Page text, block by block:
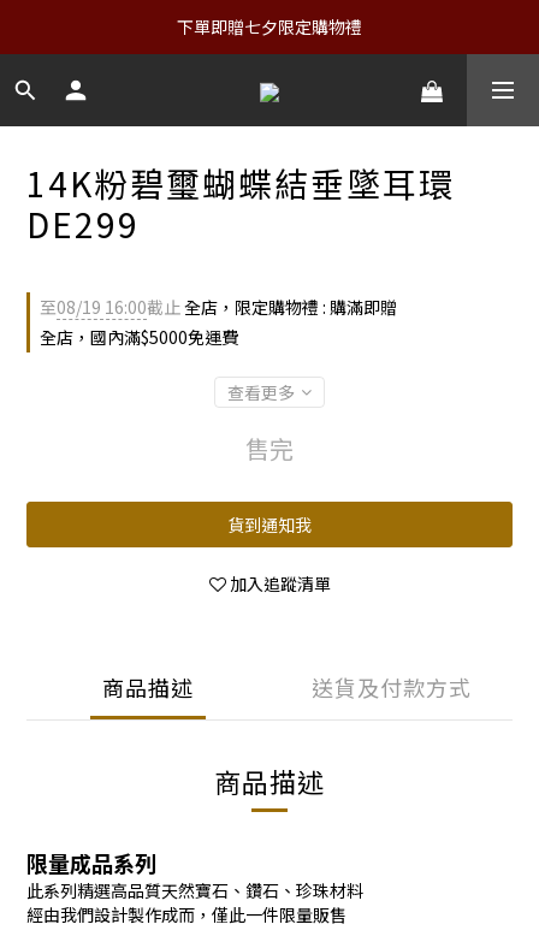
下單即贈七夕限定購物禮
14K粉碧璽蝴蝶結垂墜耳環
DE299
至08/19 16:00截止全店，限定購物禮 : 購滿即贈
全店，國內滿$5000免運費
查看更多
售完
貨到通知我
加入追蹤清單
商品描述 送貨及付款方式
商品描述
限量成品系列
此系列精選高品質天然寶石、鑽石、珍珠材料
經由我們設計製作成而，僅此一件限量販售